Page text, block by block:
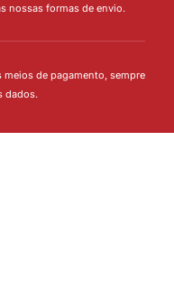
nossas formas de envio.
de pagamento, sempre
dados.